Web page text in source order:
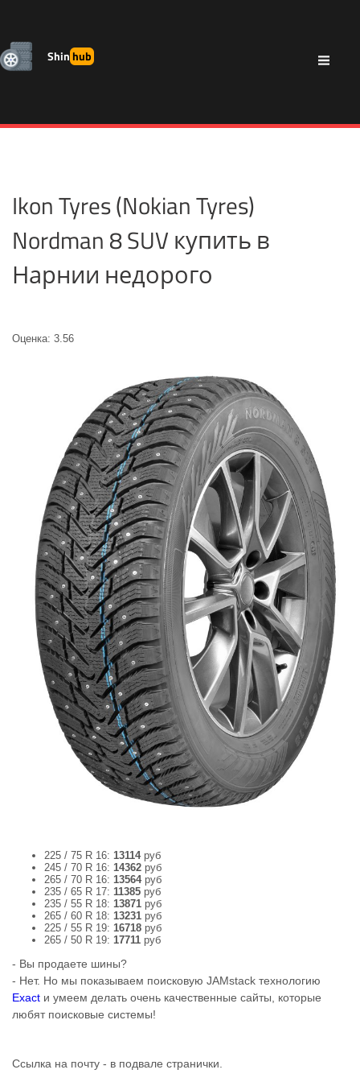
Shinhub
Ikon Tyres (Nokian Tyres)
Nordman 8 SUV купить в
Нарнии недорого
Оценка: 3.56
225 / 75 R 16: 13114руб
245 / 70 R 16: 14362 руб
265 / 70 R 16: 13564руб
235 / 65 R 17: 11385 руб
235 / 55 R 18: 13871 руб
265 / 60 R 18: 13231 руб
225 / 55 R 19: 16718 руб
265 / 50 R 19: 17711 руб
- Вы продаете шины?
- Нет. Но мы показываем поисковую JAMstack технологию
Exact и умеем делать очень качественные сайты, которые
любят поисковые системы!
Ссылка на почту - в подвале странички.